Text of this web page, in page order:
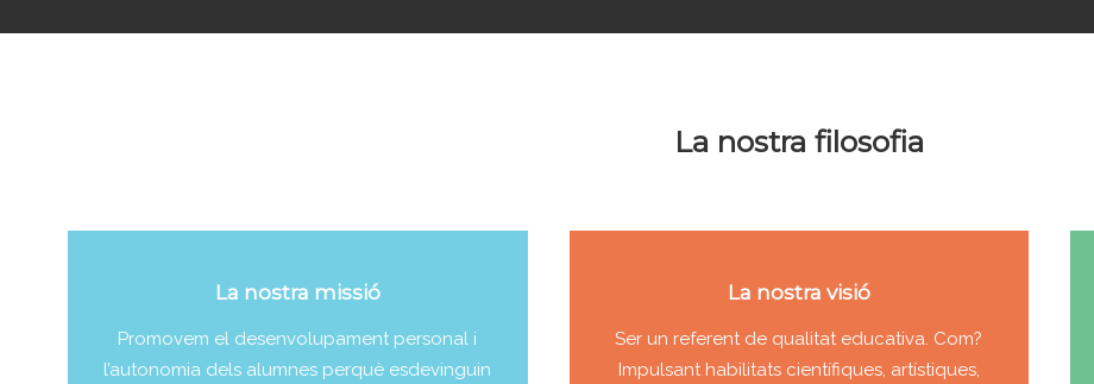
La nostra filosofia
La nostra missió
Promovem el desenvolupament personal i
l’autonomia dels alumnes perquè esdevinguin
La nostra visió
Ser un referent de qualitat educativa. Com?
Impulsant habilitats científiques, artístiques,